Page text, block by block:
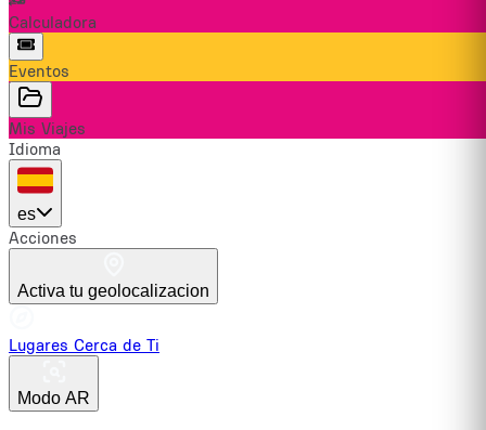
Calculadora
Eventos
Mis Viajes
Idioma
es
Acciones
Activa tu geolocalizacion
Lugares Cerca de Ti
Modo AR